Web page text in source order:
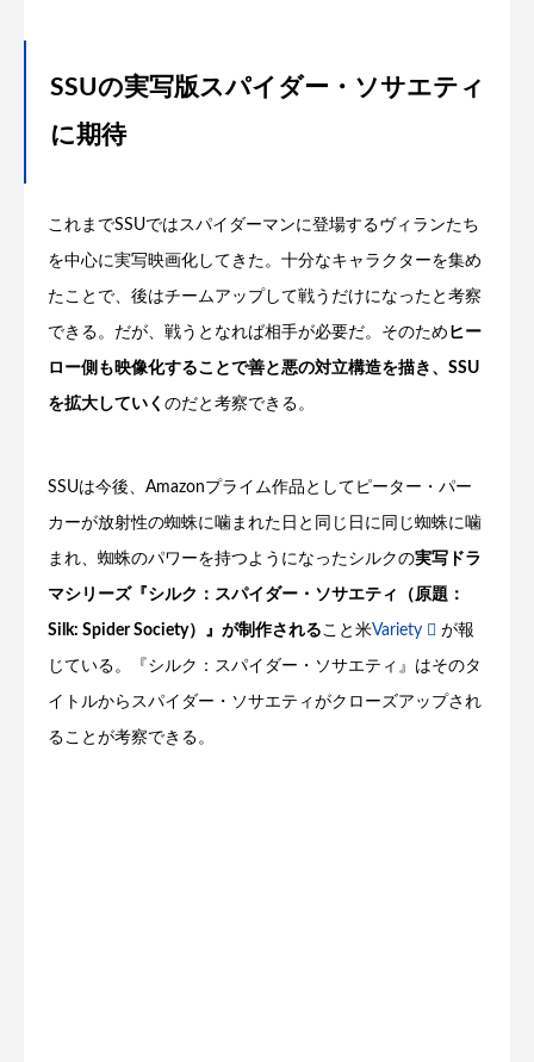
SSUの実写版スパイダー・ソサエティ
に期待
これまでSSUではスパイダーマンに登場するヴィランたち
を中心に実写映画化してきた。十分なキャラクターを集め
たことで、後はチームアップして戦うだけになったと考察
できる。だが、戦うとなれば相手が必要だ。そのため ヒー
ロー側も映像化することで善と悪の対立構造を描き、SSU
を拡大していく のだと考察できる。
SSUは今後、Amazonプライム作品としてピーター・パー
カーが放射性の蜘蛛に噛まれた日と同じ日に同じ蜘蛛に噛
まれ、蜘蛛のパワーを持つようになったシルクの実写ドラ
マシリーズ『シルク：スパイダー・ソサエティ（原題：
Silk: Spider Society）』が制作される こと米Variety が報
じている。『シルク：スパイダー・ソサエティ』はそのタ
イトルからスパイダー・ソサエティがクローズアップされ
ることが考察できる。